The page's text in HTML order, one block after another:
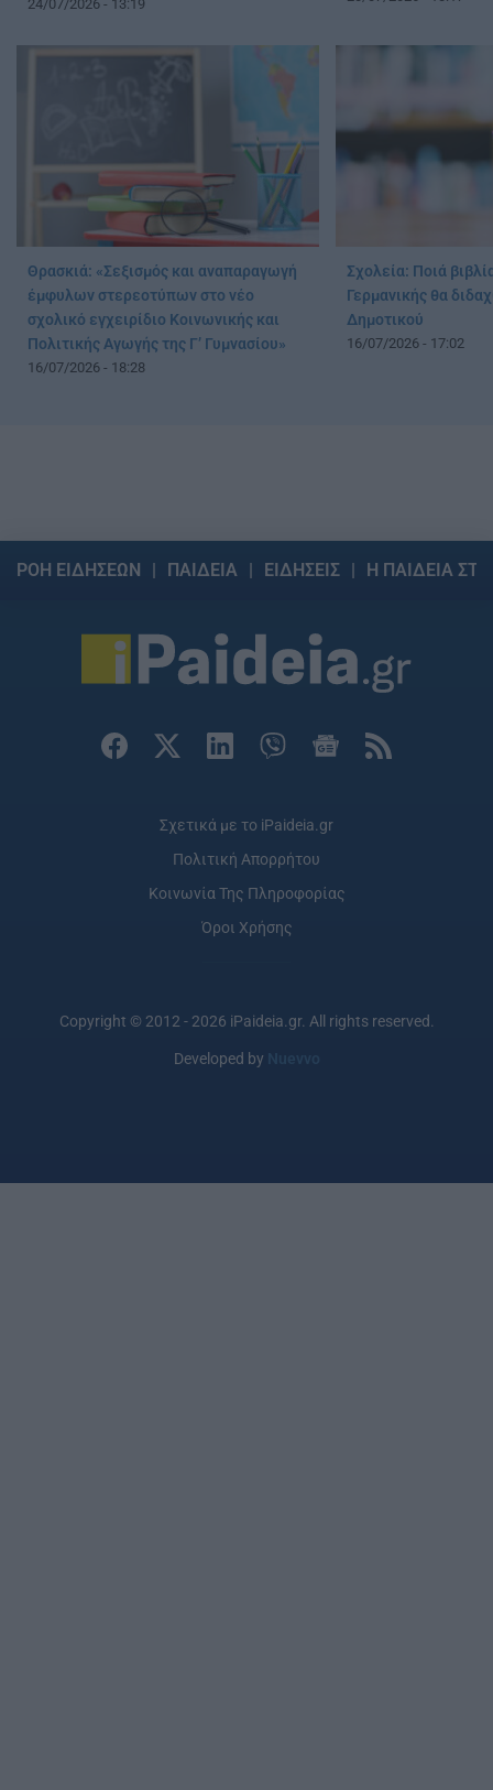
24/07/2026 - 13:19
Θρασκιά: «Σεξισμός και αναπαραγωγή
έμφυλων στερεοτύπων στο νέο
σχολικό εγχειρίδιο Κοινωνικής και
Πολιτικής Αγωγής της Γ’ Γυμνασίου»
16/07/2026 - 18:28
Σχολεία: Ποιά
Γερμανικής θα
Δημοτικού
16/07/2026 - 17:02
ΡΟΗ ΕΙΔΗΣΕΩΝ ΠΑΙΔΕΙΑ ΕΙΔΗΣΕΙΣ Η ΠΑΙΔΕΙΑ
Σχετικά με το iPaideia.gr
Πολιτική Απορρήτου
Κοινωνία Της Πληροφορίας
Όροι Χρήσης
Copyright © 2012 - 2026 iPaideia.gr. All rights reserved.
Developed by